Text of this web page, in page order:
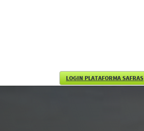
LOGIN PLATAFORMA SAFRAS